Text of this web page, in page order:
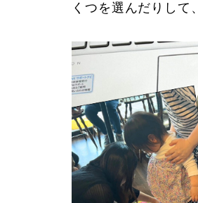
くつを選んだりして、